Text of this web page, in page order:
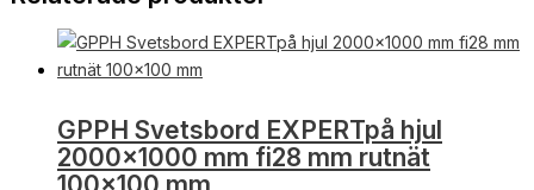
GPPH Svetsbord EXPERTpå hjul
2000×1000 mm fi28 mm rutnät